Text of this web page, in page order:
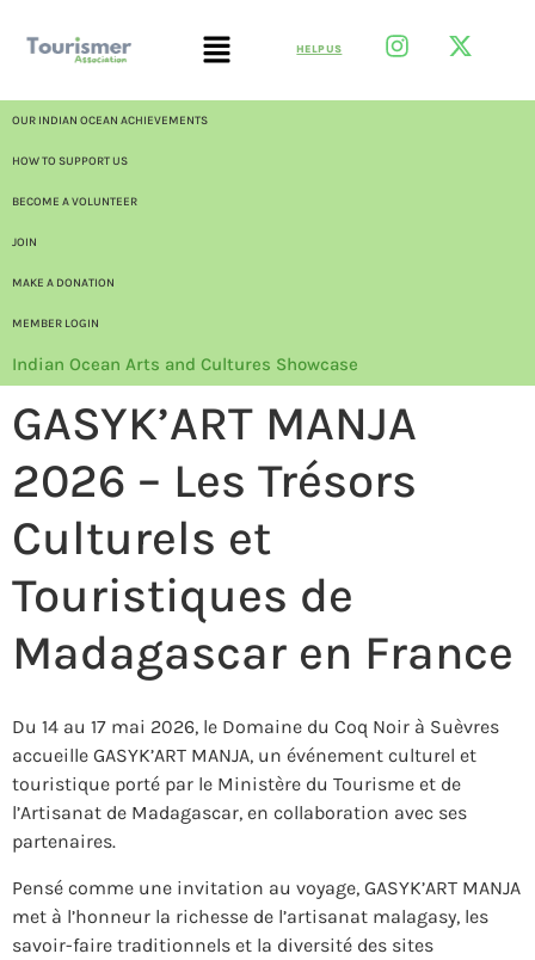
HELP US
OUR INDIAN OCEAN ACHIEVEMENTS
HOW TO SUPPORT US
BECOME A VOLUNTEER
JOIN
MAKE A DONATION
MEMBER LOGIN
Indian Ocean Arts and Cultures Showcase
GASYK’ART MANJA
2026 – Les Trésors
Culturels et
Touristiques de
Madagascar en France
Du 14 au 17 mai 2026, le Domaine du Coq Noir à Suèvres
accueille GASYK’ART MANJA, un événement culturel et
touristique porté par le Ministère du Tourisme et de
l’Artisanat de Madagascar, en collaboration avec ses
partenaires.
Pensé comme une invitation au voyage, GASYK’ART MANJA
met à l’honneur la richesse de l’artisanat malagasy, les
savoir-faire traditionnels et la diversité des sites